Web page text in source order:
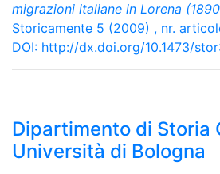
migrazioni italiane in Lorena
Storicamente 5 (2009) , nr.
DOI: http://dx.doi.org/10.1473/
Dipartimento di Storia
Università di Bologna